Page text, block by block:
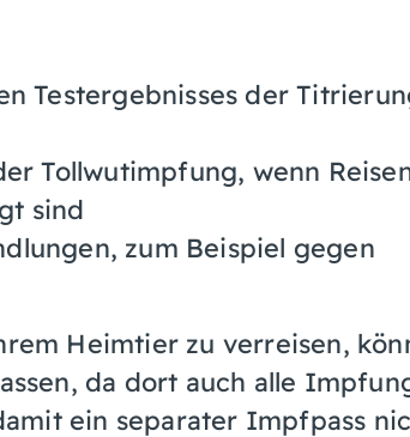
Testergebnisses der
Tollwutimpfung, wenn
sind
, zum Beispiel gegen
Heimtier zu verreisen,
da dort auch alle
ein separater Impfpass